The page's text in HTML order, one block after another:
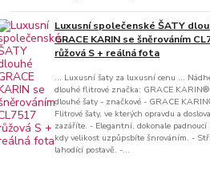
Luxusní společenské ŠATY
GRACE KARIN se šněrováním
růžová S + reálná fota
... Luxusní šaty za luxusní cenu ...
dlouhé flitrové značka: GRACE
dlouhé šaty - značkové - GRACE
Flitrové šaty, ve kterých opravdu a doslova
zazáříte. - Elegantní, dokonale
kdy velikost uzpůpsbíte šnrováním. -
lahodící postavě. -...